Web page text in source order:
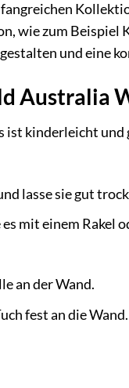
wie zum Beispiel
und eine
Australia
kinderleicht
lasse sie gut
mit einem Rakel
an der Wand.
fest an die Wand.